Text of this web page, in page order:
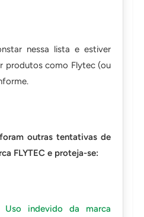
nessa lista e estiver
produtos como Flytec (ou
outras tentativas de
FLYTEC e proteja-se:
Uso indevido da marca